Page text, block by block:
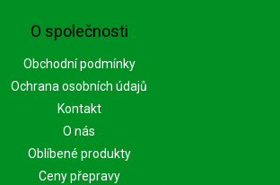
O společnosti
Obchodní podmínky
Ochrana osobních údajů
Kontakt
O nás
Oblíbené produkty
Ceny přepravy